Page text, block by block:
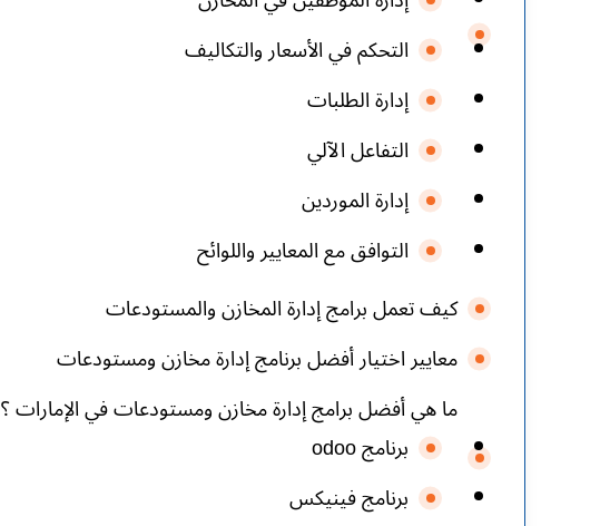
التحكم في الأسعار والتكاليف
إدارة الطلبات
التفاعل الآلي
إدارة الموردين
التوافق مع المعايير واللوائح
كيف تعمل برامج إدارة المخازن والمستودعات
معايير اختيار أفضل برنامج إدارة مخازن ومستودعات
ما هي أفضل برامج إدارة مخازن ومستودعات في الإمارات ؟
برنامج odoo
برنامج فينيكس